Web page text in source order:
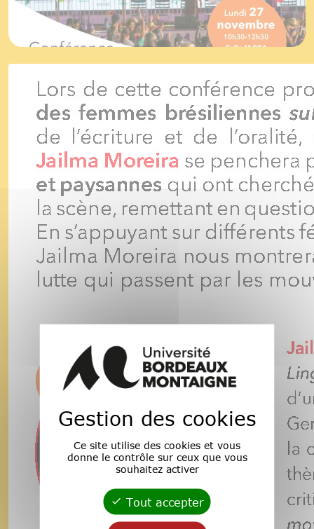
Gestion des cookies
Ce site utilise des cookies et vous
donne le contrôle sur ceux que vous
souhaitez activer
Tout accepter